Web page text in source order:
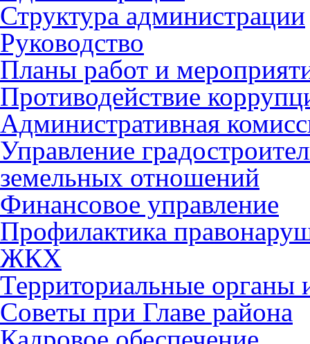
Структура администрации
Руководство
Планы работ и
Противодействие
Административная
Управление
земельных отношений
Финансовое управление
Профилактика
ЖКХ
Территориальные органы
Советы при Главе района